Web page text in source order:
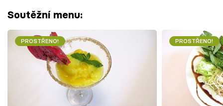
Soutěžní menu:
PROSTŘENO! PROSTŘENO!